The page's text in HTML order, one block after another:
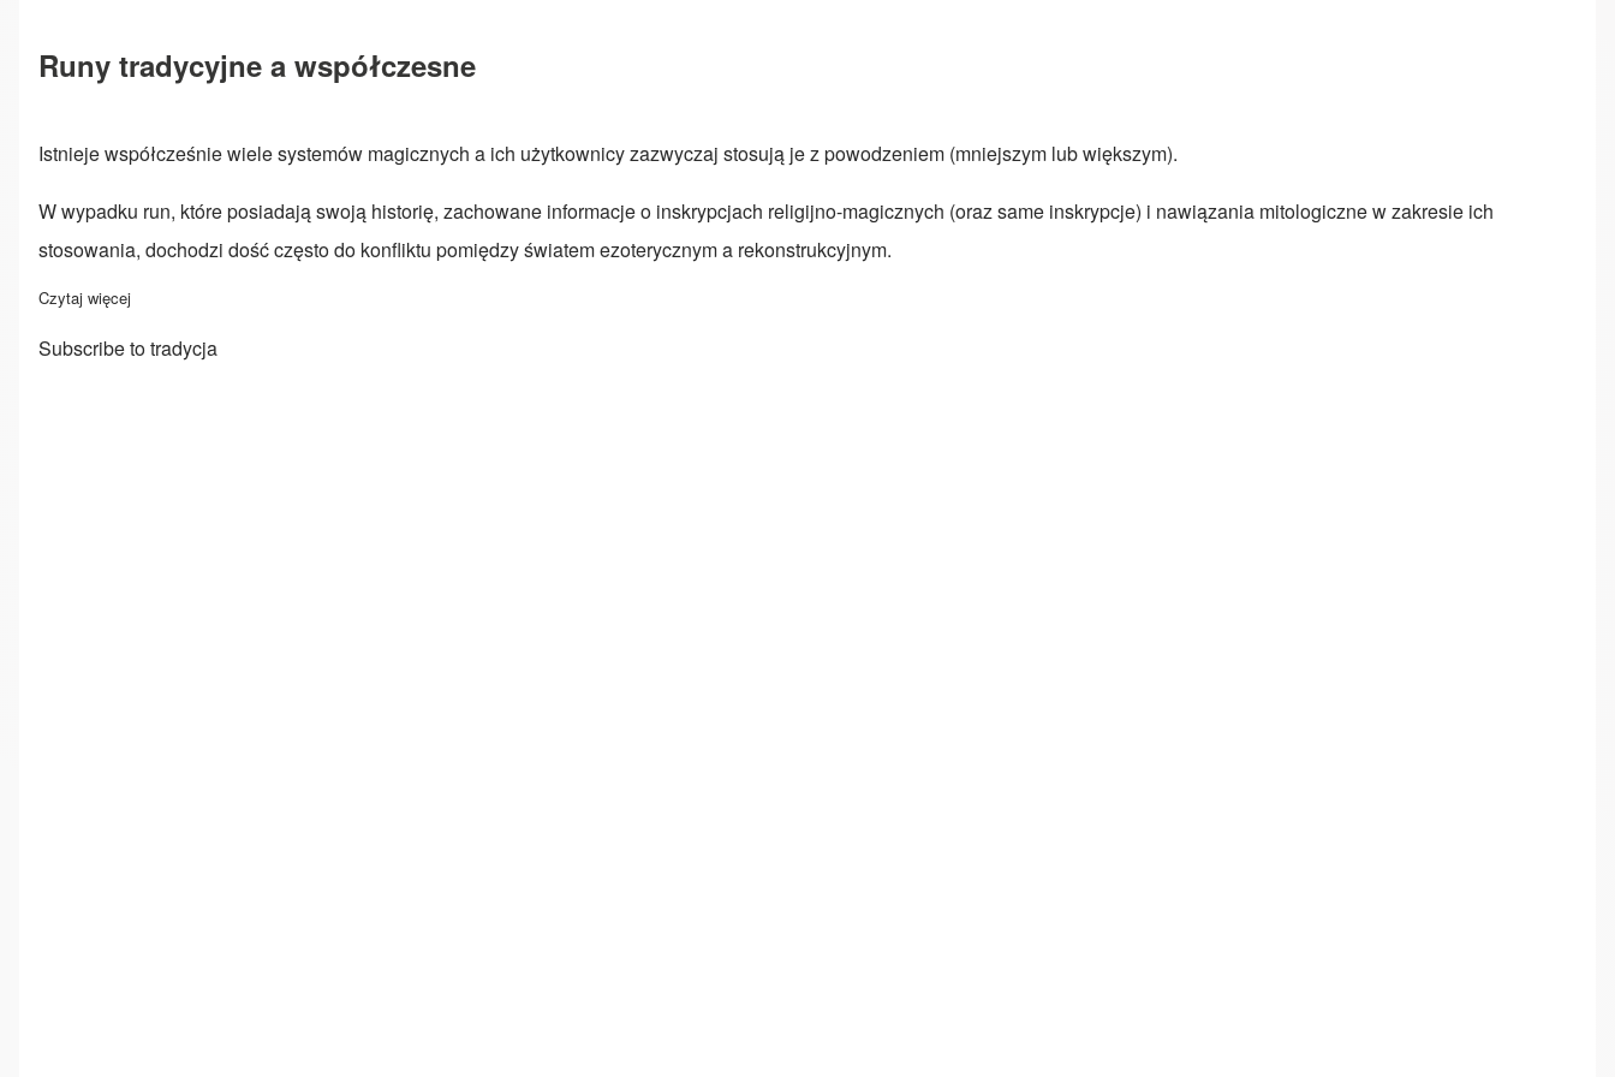
Runy tradycyjne a współczesne
Istnieje współcześnie wiele systemów magicznych a ich użytkownicy zazwyczaj stosują je z powodzeniem (mniejszym lub większym).
W wypadku run, które posiadają swoją historię, zachowane informacje o inskrypcjach religijno-magicznych (oraz same inskrypcje) i nawiązania mitologiczne w zakresie ich
stosowania, dochodzi dość często do konfliktu pomiędzy światem ezoterycznym a rekonstrukcyjnym.
Czytaj więcej
Subscribe to tradycja